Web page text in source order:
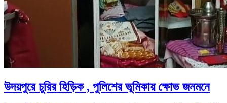
উদয়পুরে চুরির হিড়িক , পুলিশের ভূমিকায় ক্ষোভ জনমনে